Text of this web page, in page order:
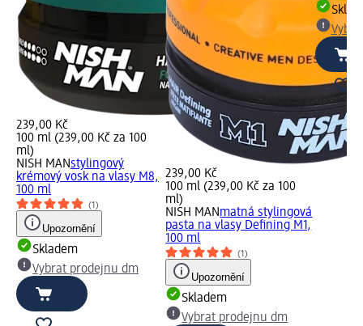
239,00 Kč
100 ml (239,00 Kč za 100
ml)
NISH MANstylingový
krémový vosk na vlasy M8,
100 ml
(1)
Upozornění
Skladem
Vybrat prodejnu dm
239,00 Kč
100 ml (239,00 Kč za 100
ml)
NISH MANmatná stylingová
pasta na vlasy Defining M1,
100 ml
(1)
Upozornění
Skladem
Vybrat prodejnu dm